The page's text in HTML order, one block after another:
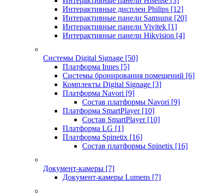
Интерактивные дисплеи Philips [12]
Интерактивные панели Samsung [20]
Интерактивные панели Vivitek [1]
Интерактивные панели Hikvision [4]
Системы Digital Signage [50]
Платформа Innes [5]
Системы бронирования помещений [6]
Комплекты Digital Signage [3]
Платформа Navori [9]
Состав платформы Navori [9]
Платформа SmartPlayer [10]
Состав SmartPlayer [10]
Платформа LG [1]
Платформа Spinetix [16]
Состав платформы Spinetix [16]
Документ-камеры [7]
Документ-камеры Lumens [7]